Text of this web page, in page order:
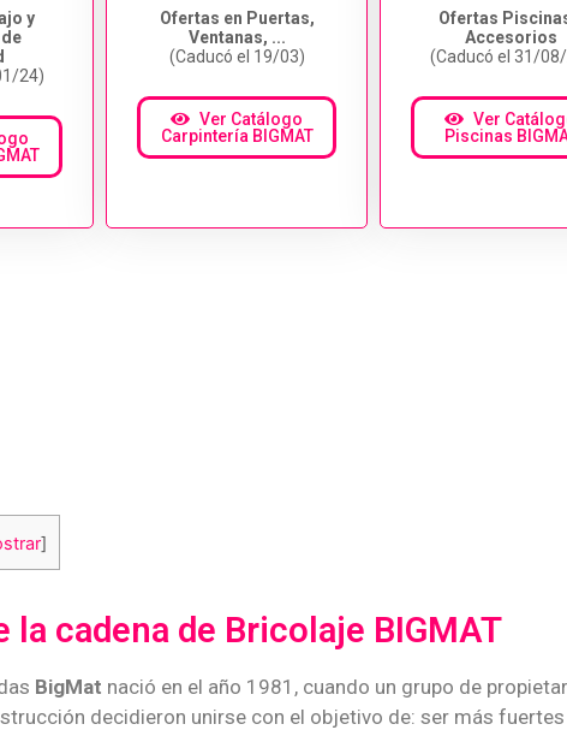
y
24)
Ofertas en Puertas,
Ventanas, ...
(Caducó el 19/03)
Ver Catálogo
Carpintería BIGMAT
Ofertas
Accesorios
(Caducó el 31/
Ver
Piscinas
]
la cadena de Bricolaje BIGMAT
BigMat nació en el año 1981, cuando un grupo de
decidieron unirse con el objetivo de: ser más